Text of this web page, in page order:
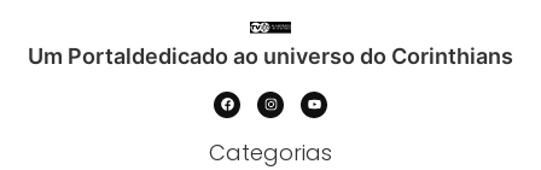
Um Portaldedicado ao universo do Corinthians
Categorias